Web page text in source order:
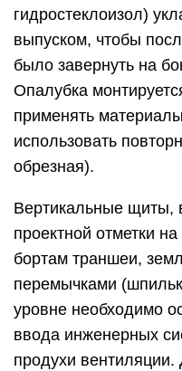
гидростеклоизол)
выпуском, чтобы
было завернуть на
Опалубка
применять
использовать
обрезная).
Вертикальные щиты,
проектной отметки
бортам траншеи,
перемычками
уровне необходимо
ввода инженерных
продухи вентиляции.